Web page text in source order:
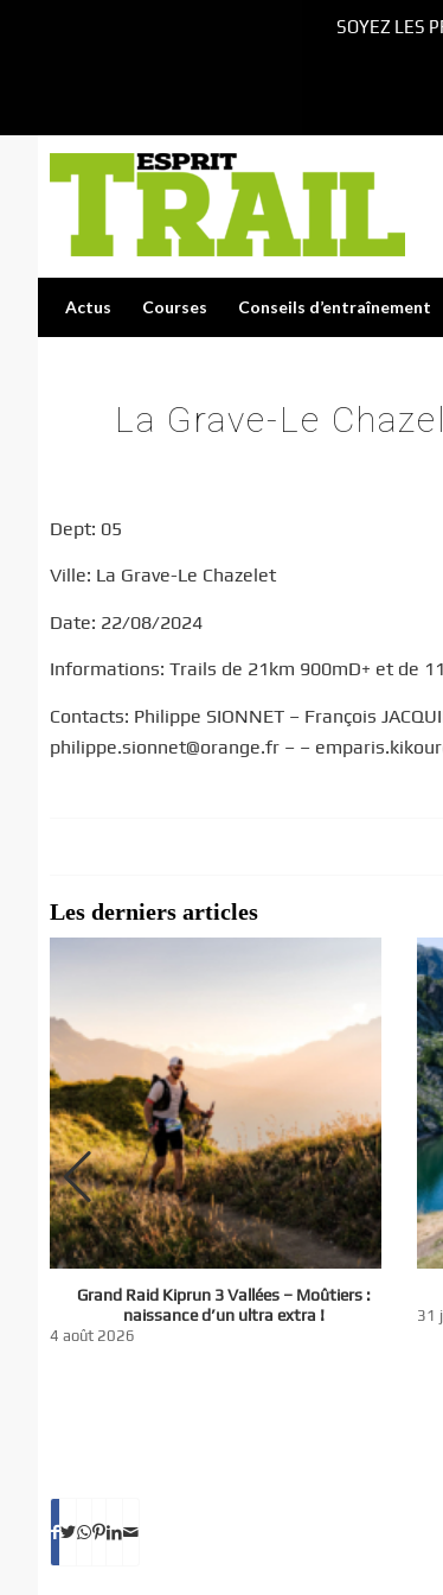
Actus Courses Conseils d’entraînement
La Grave-Le
Dept: 05
Ville: La Grave-Le Chazelet
Date: 22/08/2024
Informations: Trails de 21km 900mD+ et de
Contacts: Philippe SIONNET – François
philippe.sionnet@orange.fr – –
Les derniers articles
Grand Raid Kiprun 3 Vallées – Moûtiers :
naissance d’un ultra extra !
4 août 2026
31
SOYEZ LES